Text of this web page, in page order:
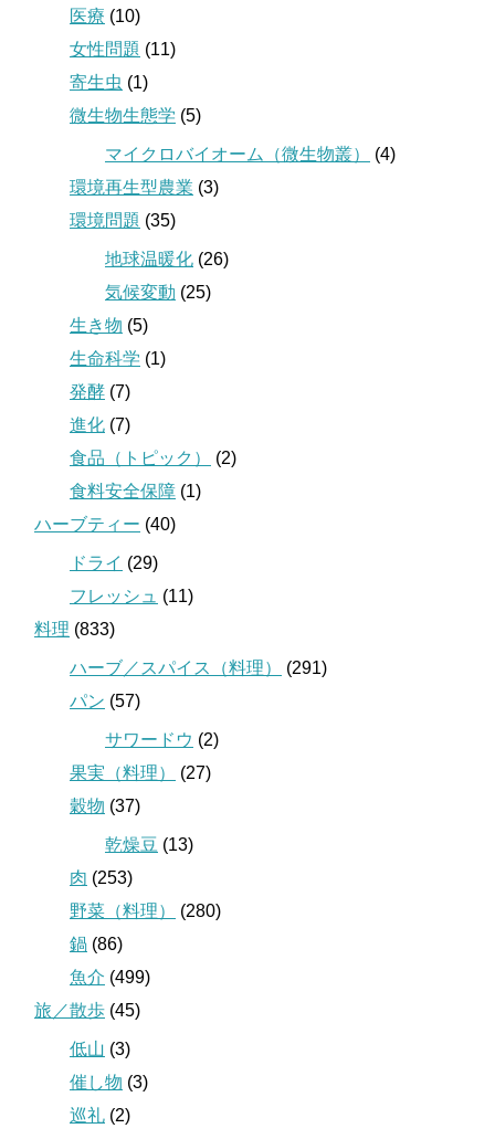
医療 (10)
女性問題 (11)
寄生虫 (1)
微生物生態学 (5)
マイクロバイオーム（微生物叢）
(4)
環境再生型農業 (3)
環境問題 (35)
地球温暖化 (26)
気候変動 (25)
生き物 (5)
生命科学 (1)
発酵 (7)
進化 (7)
食品（トピック）
(2)
食料安全保障 (1)
ハーブティー (40)
ドライ (29)
フレッシュ (11)
料理 (833)
ハーブ／スパイス（料理）
(291)
パン (57)
サワードウ (2)
果実（料理）
(27)
穀物 (37)
乾燥豆 (13)
肉 (253)
野菜（料理）
(280)
鍋 (86)
魚介 (499)
旅／散歩 (45)
低山 (3)
催し物 (3)
巡礼 (2)